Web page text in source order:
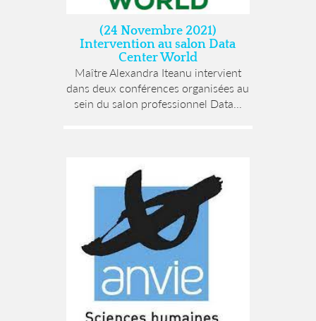
(24 Novembre 2021)
Intervention au salon Data
Center World
Maître Alexandra Iteanu intervient
dans deux conférences organisées au
sein du salon professionnel Data...